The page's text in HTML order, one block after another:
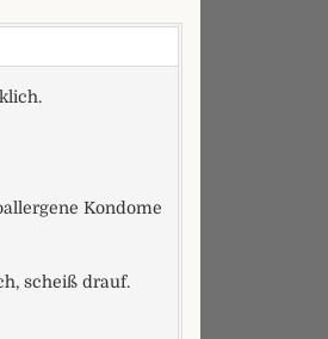
Kondome
scheiß drauf.